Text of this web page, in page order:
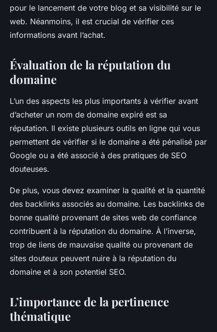
pour le lancement de votre blog et sa visibilité sur le
web. Néanmoins, il est crucial de vérifier ces
informations avant l’achat.
Évaluation de la réputation du
domaine
L’un des aspects les plus importants à vérifier avant
d’acheter un nom de domaine expiré est sa
réputation. Il existe plusieurs outils en ligne qui vous
permettent de vérifier si le domaine a été pénalisé par
Google ou a été associé à des pratiques de SEO
douteuses.
De plus, vous devez examiner la qualité et la quantité
des backlinks associés au domaine. Les backlinks de
bonne qualité provenant de sites web de confiance
contribuent à la réputation du domaine. À l’inverse,
trop de liens de mauvaise qualité ou provenant de
sites douteux peuvent nuire à la réputation du
domaine et à son potentiel SEO.
L’importance de la pertinence
thématique